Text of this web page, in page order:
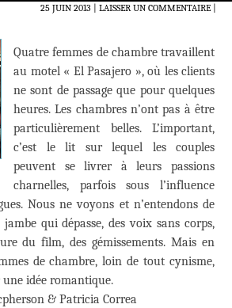
25 JUIN 2013 LAISSER UN COMMENTAIRE|
Quatre femmes de chambre travaillent
au motel « El Pasajero », où les clients
ne sont de passage que pour quelques
heures. Les chambres n’ont pas à être
particulièrement belles. L’important,
c’est le lit sur lequel les couples
peuvent se livrer à leurs passions
charnelles, parfois sous l’influence
Nous ne voyons et n’entendons de
qui dépasse, des voix sans corps,
du film, des gémissements. Mais en
de chambre, loin de tout cynisme,
une idée romantique.
& Patricia Correa